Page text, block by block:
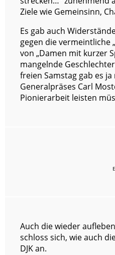
Ziele wie Gemeinsinn,
Es gab auch
gegen die vermeintliche
von „Damen mit kurzer
mangelnde
freien Samstag gab es
Generalpräses Carl
Pionierarbeit leisten
Auch die wieder
schloss sich, wie auch
DJK an.